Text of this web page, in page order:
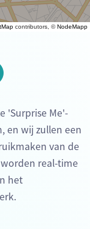
contributors, ©NodeMapp
'Surprise Me'-
en wij zullen een
van de
real-time
het